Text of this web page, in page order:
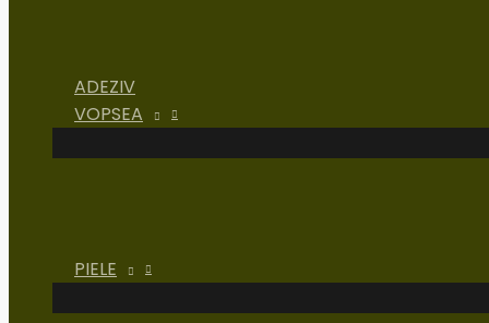
ADEZIV
VOPSEA
PIELE